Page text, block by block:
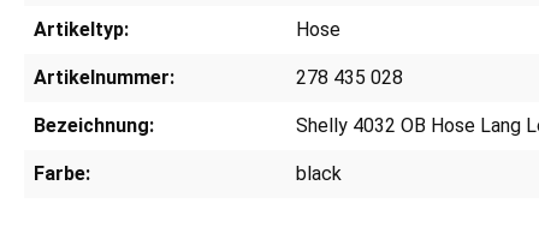
Artikeltyp: Hose
Artikelnummer: 278 435 028
Bezeichnung: Shelly 4032 OB Hose Lang
Farbe: black